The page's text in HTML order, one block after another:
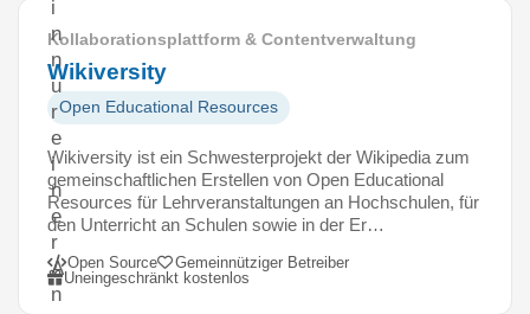
i
n
n
u
r
e
i
n
e
r
A
n
Kollaborationsplattform & Contentverwaltung
Wikiversity
Open Educational Resources
Wikiversity ist ein Schwesterprojekt der Wikipedia zum
gemeinschaftlichen Erstellen von Open Educational
Resources für Lehrveranstaltungen an Hochschulen, für
den Unterricht an Schulen sowie in der Er…
Open Source
Gemeinnütziger Betreiber
Uneingeschränkt kostenlos